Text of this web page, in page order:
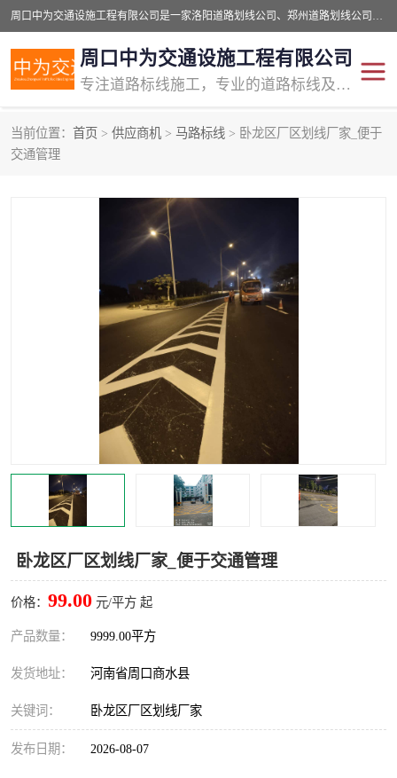
周口中为交通设施工程有限公司是一家洛阳道路划线公司、郑州道路划线公司、平顶山道路车位划线公司、开封车位划线公司、许昌道路车位划线公司、漯河道路车位划线公司，公司始终坚持“诚信、匠心、专注”的宗旨；我们的经营理念是：的服务。
周口中为交通设施工程有限公司
专注道路标线施工，专业的道路标线及交通设施施工服务商!
当前位置： 首页 > 供应商机 > 马路标线 > 卧龙区厂区划线厂家_便于
交通管理
卧龙区厂区划线厂家_便于交通管理
价格： 99.00 元/平方 起
产品数量： 9999.00平方
发货地址： 河南省周口商水县
关键词： 卧龙区厂区划线厂家
发布日期： 2026-08-07
交通道路标线
道路标线划线 马路标线
道路划线